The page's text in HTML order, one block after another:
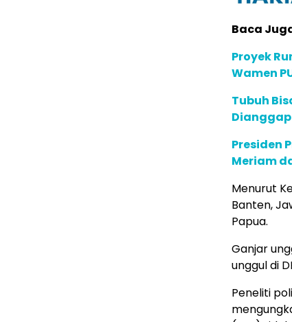
Baca
Proyek
Wamen
Tubuh
Presiden
Meriam
Menurut
Banten,
Papua.
Ganjar
unggul di
Peneliti